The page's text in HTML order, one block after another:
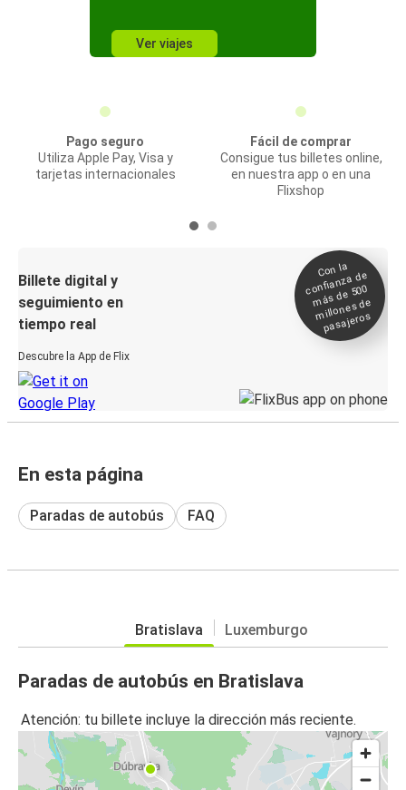
Ver viajes
Pago seguro
Utiliza Apple Pay, Visa y
tarjetas internacionales
Fácil de comprar
Consigue tus billetes online,
en nuestra app o en una
Flixshop
Billete digital y
seguimiento en
tiempo real
Descubre la App de Flix
Con la
confianza de
más de 500
millones de
pasajeros
En esta página
Paradas de autobús FAQ
Bratislava Luxemburgo
Paradas de autobús en Bratislava
Atención: tu billete incluye la dirección más reciente.